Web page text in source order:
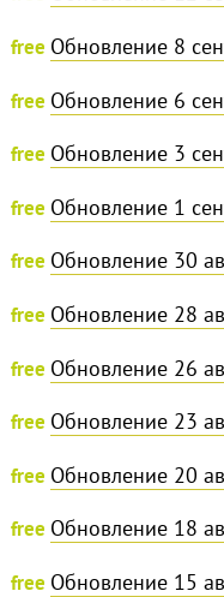
free Обновление 8
free Обновление 6
free Обновление 3
free Обновление 1
free Обновление 30
free Обновление 28
free Обновление 26
free Обновление 23
free Обновление 20
free Обновление 18
free Обновление 15